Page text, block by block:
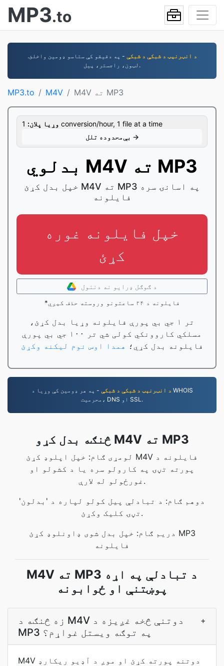
MP3.to
د انټرنېټ د شبکې د شبکې - په دقیقو کې ستاسو ډومین واخلئ.
لټون، راجستر، پیل.
MP3.to M4V M4V ته MP3
وړيا پلان: 1 conversion/hour, 1 file at a time
بې‌محدوده تلل →
بدلوي M4V ته MP3
خپل بدل کړئ M4V ته MP3 په اسانۍ سره
فایلونه
خپل فایلونه غوره
کړئ
د ګوګل ډرایو نه دننول
*فایلونه د ۲۴ ساعتونو وروسته حذف کیږي
تر ۱ جي بي پورې فایلونه وړیا بدل کړئ،
مسلکي کاروونکي کولی شي تر ۱۰۰ جي بي پورې
فایلونه بدل کړي؛ همدا اوس نوم لیکنه وکړئ
د انټرنېټ د شبکې د شبکې - په هر ډومین کې وړیا د WHOIS
محرمیت، DNS او SSL.
څنګه بدل کړو M4V ته MP3
لومړی ګام: خپل اپلوډ کړئ M4V فایلونه د
پورته تڼۍ په کارولو سره یا د کشولو او
غورځولو له لارې.
دوهم ګام: د تبادلې پیل کولو لپاره د 'بدلون'
تڼۍ کلیک وکړئ.
دریم ګام: خپل بدل شوی ډاونلوډ کړئ MP3
فایلونه
M4V ته MP3 د تبادلې په اړه
پوښتنې او ځوابونه
زه څنګه د M4V دوتنې څخه غږيزه د
MP3 په توګه ويستل غواړم؟
+
M4V دوتنه پورته کړئ او موږ د آډیو ریکارډ